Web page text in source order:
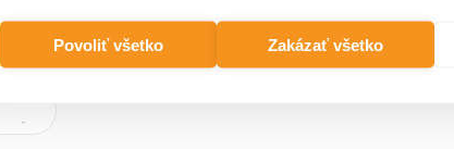
Povoliť všetko Zakázať všetko